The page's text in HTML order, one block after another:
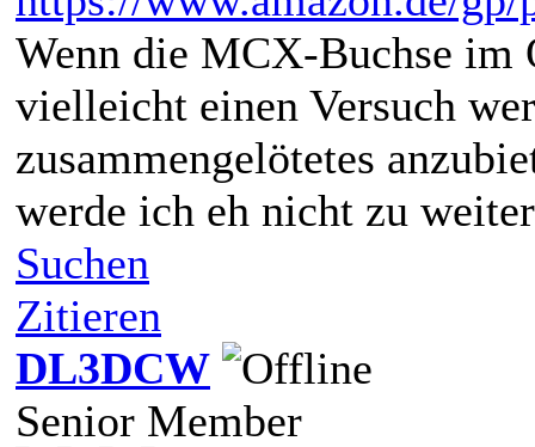
Wenn die MCX-Buchse im
vielleicht einen Versuch
zusammengelötetes
werde ich eh nicht zu
Suchen
Zitieren
DL3DCW
Senior Member